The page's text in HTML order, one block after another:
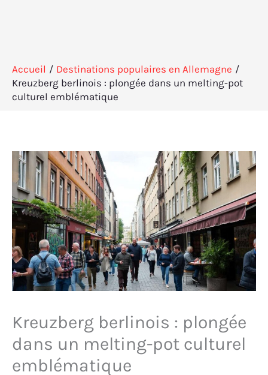
Accueil
Destinations populaires en Allemagne
Kreuzberg berlinois : plongée dans un melting-pot
culturel emblématique
Kreuzberg berlinois : plongée
dans un melting-pot culturel
emblématique